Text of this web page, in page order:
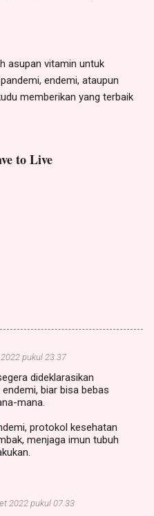
asupan vitamin untuk
endemi, ataupun
memberikan yang terbaik
to Live
pukul 23.37
dideklarasikan
biar bisa bebas
mana.
protokol kesehatan
menjaga imun tubuh
2022 pukul 07.33